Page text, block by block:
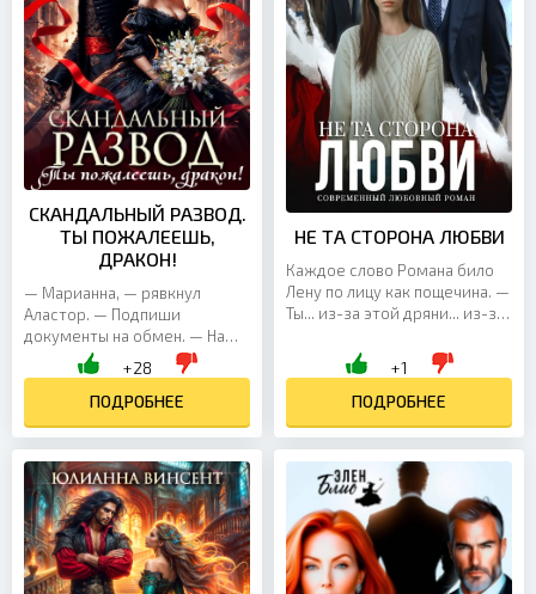
СКАНДАЛЬНЫЙ РАЗВОД.
ТЫ ПОЖАЛЕЕШЬ,
ДРАКОН!
— Марианна, — рявкнул
Аластор. — Подпиши
документы на обмен. — На
обмен чего? — в шоке
спросила я. — На обмен
жены. Старой на новую. В тот
момент...
+28
ПОДРОБНЕЕ
НЕ ТА СТОРОНА ЛЮБВИ
Каждое слово Романа било
Лену по лицу как пощечина. —
Ты... из-за этой дряни... из-за
медленно снял обручальное...
+1
ПОДРОБНЕЕ